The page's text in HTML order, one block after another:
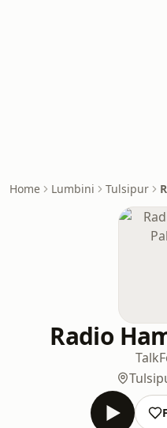
Home Lumbini Tulsipur
Radio
Talk